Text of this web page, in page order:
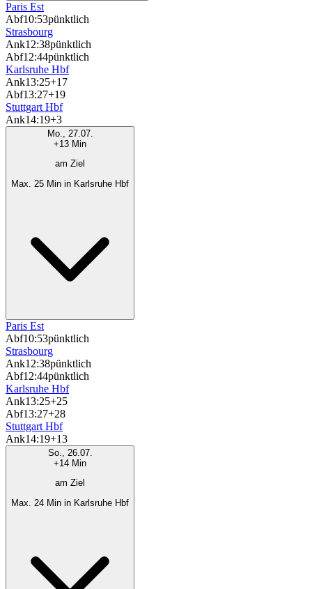
Paris Est
Abf10:53pünktlich
Strasbourg
Ank12:38pünktlich
Abf12:44pünktlich
Karlsruhe Hbf
Ank13:25+17
Abf13:27+19
Stuttgart Hbf
Ank14:19+3
Mo., 27.07.
+13 Min
am Ziel
Max. 25 Min in Karlsruhe Hbf
Paris Est
Abf10:53pünktlich
Strasbourg
Ank12:38pünktlich
Abf12:44pünktlich
Karlsruhe Hbf
Ank13:25+25
Abf13:27+28
Stuttgart Hbf
Ank14:19+13
So., 26.07.
+14 Min
am Ziel
Max. 24 Min in Karlsruhe Hbf